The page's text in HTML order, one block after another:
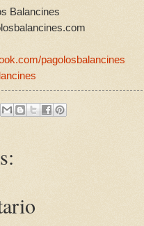
Balancines
pagolosbalancines